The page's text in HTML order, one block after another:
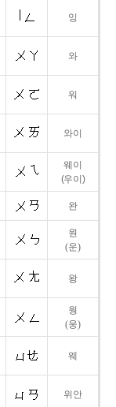
잉
와
워
와이
웨이
(우이)
완
원
(운)
왕
웡
(웅)
웨
위안